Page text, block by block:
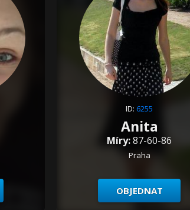
ID:6255
Anita
Míry:87-60-86
Praha
OBJEDNAT